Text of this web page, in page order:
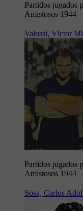
Partidos jugados
Amistosos 1944
Valussi, Víctor
Partidos jugados
Amistosos 1944
Sosa, Carlos